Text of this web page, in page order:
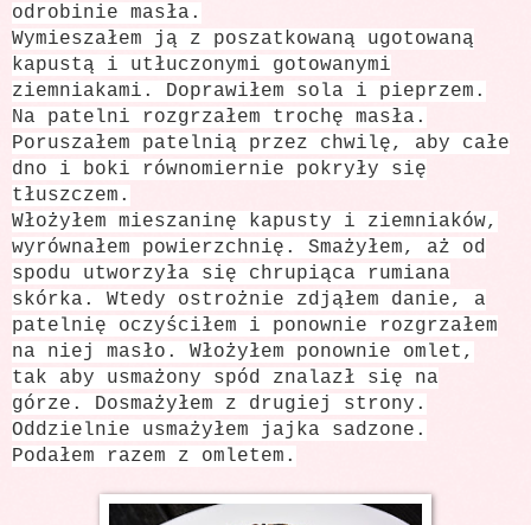
odrobinie masła.
Wymieszałem ją z poszatkowaną ugotowaną
kapustą i utłuczonymi gotowanymi
ziemniakami. Doprawiłem sola i pieprzem.
Na patelni rozgrzałem trochę masła.
Poruszałem patelnią przez chwilę, aby całe
dno i boki równomiernie pokryły się
tłuszczem.
Włożyłem mieszaninę kapusty i ziemniaków,
wyrównałem powierzchnię. Smażyłem, aż od
spodu utworzyła się chrupiąca rumiana
skórka. Wtedy ostrożnie zdjąłem danie, a
patelnię oczyściłem i ponownie rozgrzałem
na niej masło. Włożyłem ponownie omlet,
tak aby usmażony spód znalazł się na
górze. Dosmażyłem z drugiej strony.
Oddzielnie usmażyłem jajka sadzone.
Podałem razem z omletem.